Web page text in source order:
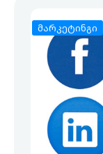
მარკეტინგი